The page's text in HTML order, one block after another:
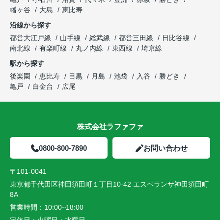
幡ヶ谷
大島
恵比寿
沿線から探す
都営大江戸線
山手線 総武線 都営三田線
日比谷線
南北線
有楽町線 丸ノ内線 東西線
埼京線
駅から探す
後楽園
恵比寿 目黒 月島 池袋 入谷
勝どき
亀戸
白金台 広尾
株式会社ラファファ
0800-800-7890 お問い合わせ
〒101-0041
東京都千代田区神田須田町１丁目10-42 エスペランサ神田須田町
8A
営業時間： 10:00~18:00